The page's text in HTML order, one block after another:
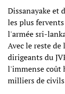
Dissanayake et
les plus
l'armée sri-
Avec le reste
dirigeants du
l'immense coût
milliers de